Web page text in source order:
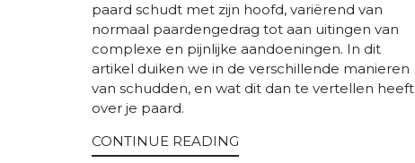
paard schudt met zijn hoofd, variërend van
normaal paardengedrag tot aan uitingen van
complexe en pijnlijke aandoeningen. In dit
artikel duiken we in de verschillende manieren
van schudden, en wat dit dan te vertellen heeft
over je paard.
CONTINUE READING